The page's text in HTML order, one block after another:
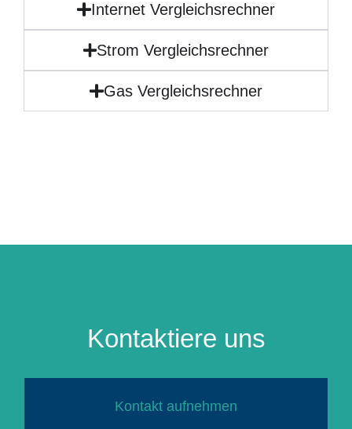
Internet Vergleichsrechner
Strom Vergleichsrechner
Gas Vergleichsrechner
Kontaktiere uns
Kontakt aufnehmen